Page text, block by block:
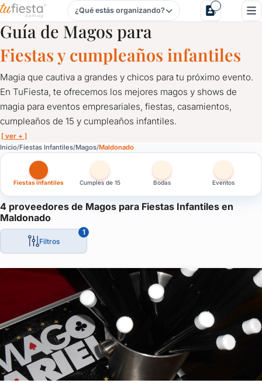
Magos para Fiestas Infantiles en Maldonado
¿Qué estás organizando?
Guía de Magos para
Fiestas y cumpleaños infantiles
Magia que cautiva a grandes y chicos para tu próximo evento.
En TuFiesta, te ofrecemos los mejores magos y shows de
magia para eventos empresariales, fiestas, casamientos,
cumpleaños de 15 y cumpleaños infantiles.
[ ver + ]
Inicio Fiestas Infantiles Magos Maldonado
Fiestas infantiles Cumples de 15 Bodas Eventos
4 proveedores de Magos para Fiestas Infantiles en
Maldonado
Filtros
1
Magos para Fiestas Infantiles en Maldonado
Magia que cautiva a grandes y chicos para tu próximo evento.
Talentosos magos te sorprenderán con trucos inolvidables,
¡Haz de tu celebración una experiencia mágica y emocionante!
Comunícate con los magos en TuFiesta y déjate llevar por el
¡Reserva ahora y crea momentos mágicos que perdurarán para